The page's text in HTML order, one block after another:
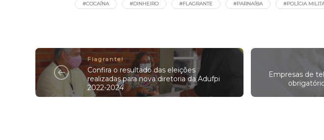
#COCAÍNA #DINHEIRO #FLAGRANTE #PARNAÍBA #POLÍCIA
Flagrante!
Confira o resultado das eleições
realizadas para nova diretoria da Adufpi
2022-2024
Empresas de